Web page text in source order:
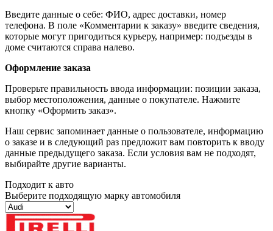
Введите данные о себе: ФИО, адрес доставки, номер
телефона. В поле «Комментарии к заказу» введите сведения,
которые могут пригодиться курьеру, например: подъезды в
доме считаются справа налево.
Оформление заказа
Проверьте правильность ввода информации: позиции заказа,
выбор местоположения, данные о покупателе. Нажмите
кнопку «Оформить заказ».
Наш сервис запоминает данные о пользователе, информацию
о заказе и в следующий раз предложит вам повторить к вводу
данные предыдущего заказа. Если условия вам не подходят,
выбирайте другие варианты.
Подходит к авто
Выберите подходящую марку автомобиля